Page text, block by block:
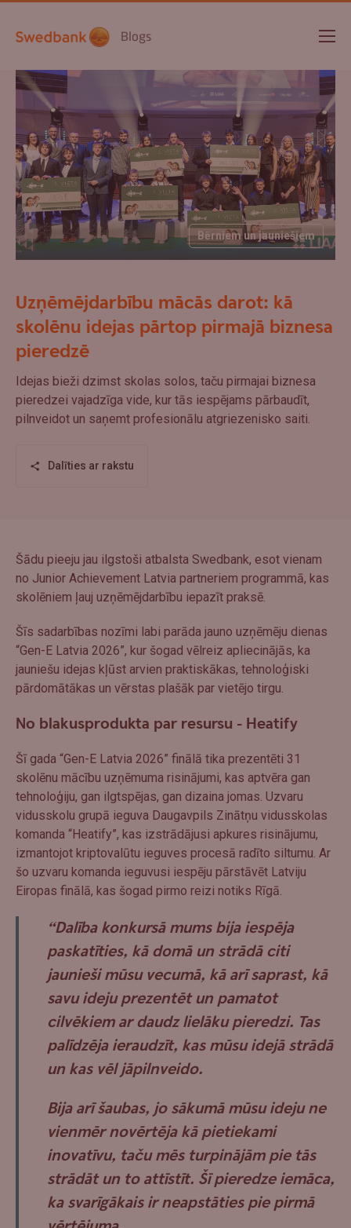
Blogs
Bērniem un jauniešiem
Uzņēmējdarbību mācās darot: kā
skolēnu idejas pārtop pirmajā biznesa
pieredzē
Idejas bieži dzimst skolas solos, taču pirmajai biznesa
pieredzei vajadzīga vide, kur tās iespējams pārbaudīt,
pilnveidot un saņemt profesionālu atgriezenisko saiti.
Dalīties ar rakstu
Šādu pieeju jau ilgstoši atbalsta Swedbank, esot vienam
no Junior Achievement Latvia partneriem programmā, kas
skolēniem ļauj uzņēmējdarbību iepazīt praksē.
Šīs sadarbības nozīmi labi parāda jauno uzņēmēju dienas
“Gen-E Latvia 2026”, kur šogad vēlreiz apliecinājās, ka
jauniešu idejas kļūst arvien praktiskākas, tehnoloģiski
pārdomātākas un vērstas plašāk par vietējo tirgu.
No blakusprodukta par resursu - Heatify
Šī gada “Gen-E Latvia 2026” finālā tika prezentēti 31
skolēnu mācību uzņēmuma risinājumi, kas aptvēra gan
tehnoloģiju, gan ilgtspējas, gan dizaina jomas. Uzvaru
vidusskolu grupā ieguva Daugavpils Zinātņu vidusskolas
komanda “Heatify”, kas izstrādājusi apkures risinājumu,
izmantojot kriptovalūtu ieguves procesā radīto siltumu. Ar
šo uzvaru komanda ieguvusi iespēju pārstāvēt Latviju
Eiropas finālā, kas šogad pirmo reizi notiks Rīgā.
“Dalība konkursā mums bija iespēja
paskatīties, kā domā un strādā citi
jaunieši mūsu vecumā, kā arī saprast, kā
savu ideju prezentēt un pamatot
cilvēkiem ar daudz lielāku pieredzi. Tas
palīdzēja ieraudzīt, kas mūsu idejā strādā
un kas vēl jāpilnveido.
Bija arī šaubas, jo sākumā mūsu ideju ne
vienmēr novērtēja kā pietiekami
inovatīvu, taču mēs turpinājām pie tās
strādāt un to attīstīt. Šī pieredze iemāca,
ka svarīgākais ir neapstāties pie pirmā